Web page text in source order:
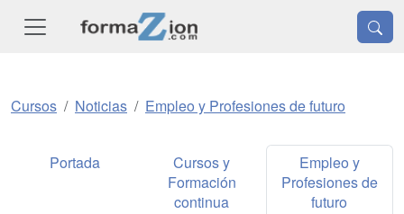
Cursos Noticias Empleo y Profesiones de futuro
Portada
Cursos y
Formación
continua
Empleo y
Profesiones de
futuro